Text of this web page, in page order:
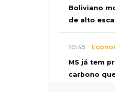
Boliviano
de alto
10:45
MS já tem
carbono